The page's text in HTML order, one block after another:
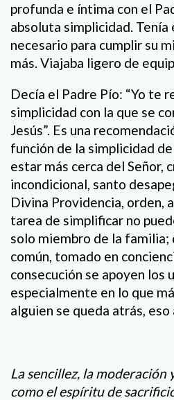
profunda e íntima con el
absoluta simplicidad. Tenía
necesario para cumplir su
más. Viajaba ligero de
Decía el Padre Pío: “Yo te
simplicidad con la que se
Jesús”. Es una
función de la simplicidad
estar más cerca del Señor,
incondicional, santo
Divina Providencia, orden,
tarea de simplificar no
solo miembro de la familia;
común, tomado en
consecución se apoyen los
especialmente en lo que
alguien se queda atrás,
La sencillez, la moderación
como el espíritu de